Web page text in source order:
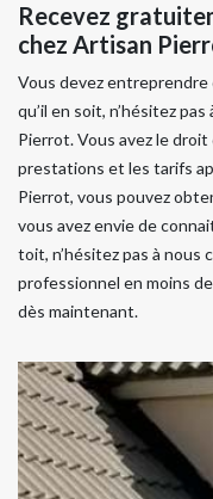
Recevez
chez Artisan
Vous devez
qu’il en soit, n’hésitez
Pierrot. Vous avez le
prestations et les tarifs
Pierrot, vous pouvez
vous avez envie de
toit, n’hésitez pas à nous
professionnel en moins
dès maintenant.